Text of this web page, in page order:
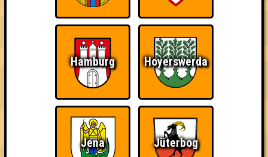
Wir sind immer bei
Nerven aus Stahl
The Amount of
Teilnahmen is too
damn high
Hamburg Hoyerswerda
Jena Jüterbog